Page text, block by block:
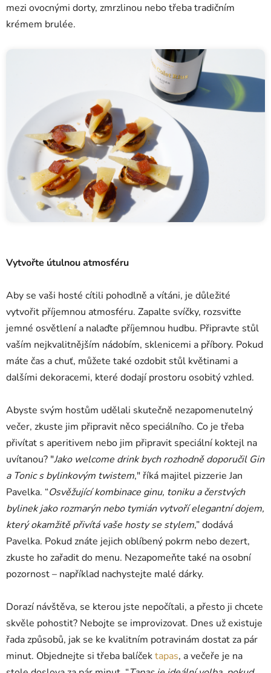
mezi ovocnými dorty, zmrzlinou nebo třeba tradičním
krémem brulée.
Vytvořte útulnou atmosféru
Aby se vaši hosté cítili pohodlně a vítáni, je důležité
vytvořit příjemnou atmosféru. Zapalte svíčky, rozsviťte
jemné osvětlení a nalaďte příjemnou hudbu. Připravte stůl
vaším nejkvalitnějším nádobím, sklenicemi a příbory. Pokud
máte čas a chuť, můžete také ozdobit stůl květinami a
dalšími dekoracemi, které dodají prostoru osobitý vzhled.
Abyste svým hostům udělali skutečně nezapomenutelný
večer, zkuste jim připravit něco speciálního. Co je třeba
přivítat s aperitivem nebo jim připravit speciální koktejl na
uvítanou? "Jako welcome drink bych rozhodně doporučil Gin
a Tonic s bylinkovým twistem," říká majitel pizzerie Jan
Pavelka. “Osvěžující kombinace ginu, toniku a čerstvých
bylinek jako rozmarýn nebo tymián vytvoří elegantní dojem,
který okamžitě přivítá vaše hosty se stylem,” dodává
Pavelka. Pokud znáte jejich oblíbený pokrm nebo dezert,
zkuste ho zařadit do menu. Nezapomeňte také na osobní
pozornost – například nachystejte malé dárky.
Dorazí návštěva, se kterou jste nepočítali, a přesto ji chcete
skvěle pohostit? Nebojte se improvizovat. Dnes už existuje
řada způsobů, jak se ke kvalitním potravinám dostat za pár
minut. Objednejte si třeba balíčektapas, a večeře je na